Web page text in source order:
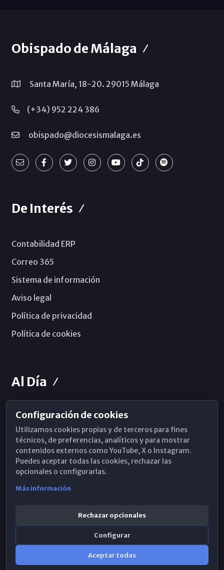
Obispado de Málaga
Santa María, 18-20. 29015 Málaga
(+34) 952 224 386
obispado@diocesismalaga.es
De Interés
Contabilidad ERP
Correo 365
Sistema de información
Aviso legal
Política de privacidad
Política de cookies
Al Día
Horarios de Misa
Hemeroteca
WhatsApp
Configuración de cookies
Utilizamos cookies propias y de terceros para fines
técnicos, de preferencias, analíticos y para mostrar
contenidos externos como YouTube, X o Instagram.
Puedes aceptar todas las cookies, rechazar las
opcionales o configurarlas.
Más información
Rechazar opcionales
Configurar
Aceptar todas